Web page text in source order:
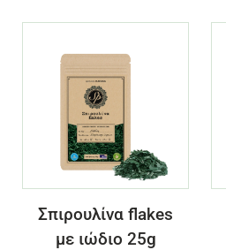
Σπιρουλίνα flakes
με ιώδιο 25g